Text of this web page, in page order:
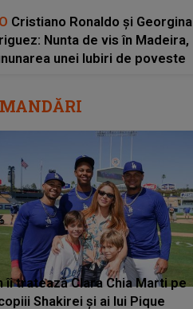
Cristiano Ronaldo și Georgina
Nunta de vis în Madeira,
unei Iubiri de poveste
îi tratează Clara Chia Marti pe
Shakirei și ai lui Pique